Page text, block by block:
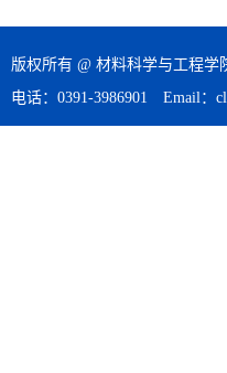
版权所有 @ 材料科学与工程学
电话：0391-3986901 Email：